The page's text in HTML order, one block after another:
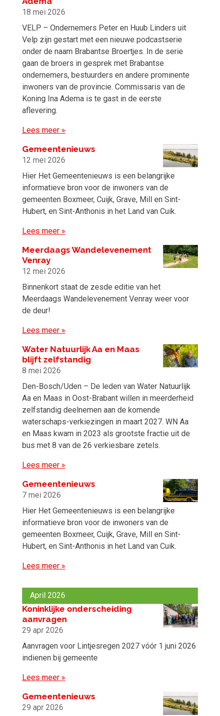
18 mei 2026
VELP – Ondernemers Peter en Huub Linders uit
Velp zijn gestart met een nieuwe podcastserie
onder de naam Brabantse Broertjes. In de serie
gaan de broers in gesprek met Brabantse
ondernemers, bestuurders en andere prominente
inwoners van de provincie. Commissaris van de
Koning Ina Adema is te gast in de eerste
aflevering.
Lees meer »
Gemeentenieuws
12 mei 2026
Hier Het Gemeentenieuws is een belangrijke
informatieve bron voor de inwoners van de
gemeenten Boxmeer, Cuijk, Grave, Mill en Sint-
Hubert, en Sint-Anthonis in het Land van Cuik.
Lees meer »
Meerdaags Wandelevenement
Venray
12 mei 2026
Binnenkort staat de zesde editie van het
Meerdaags Wandelevenement Venray weer voor
de deur!
Lees meer »
Water Natuurlijk Aa en Maas
blijft zelfstandig
8 mei 2026
Den-Bosch/Uden – De leden van Water Natuurlijk
Aa en Maas in Oost-Brabant willen in meerderheid
zelfstandig deelnemen aan de komende
waterschaps-verkiezingen in maart 2027. WN Aa
en Maas kwam in 2023 als grootste fractie uit de
bus met 8 van de 26 verkiesbare zetels.
Lees meer »
Gemeentenieuws
7 mei 2026
Hier Het Gemeentenieuws is een belangrijke
informatieve bron voor de inwoners van de
gemeenten Boxmeer, Cuijk, Grave, Mill en Sint-
Hubert, en Sint-Anthonis in het Land van Cuik.
Lees meer »
April 2026
Koninklijke onderscheiding
aanvragen
29 apr 2026
Aanvragen voor Lintjesregen 2027 vóór 1 juni 2026
indienen bij gemeente
Lees meer »
Gemeentenieuws
29 apr 2026